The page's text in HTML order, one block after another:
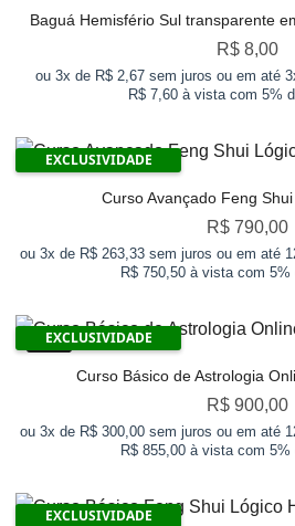
Baguá Hemisfério Sul transparente
R$8,00
ou 3x de R$ 2,67 sem juros ou em até
R$ 7,60 à vista com 5%
EXCLUSIVIDADE
Curso Avançado Feng
R$790,00
ou 3x de R$ 263,33 sem juros ou em até
R$ 750,50 à vista com
EXCLUSIVIDADE
New!
Curso Básico de Astrologia
R$900,00
ou 3x de R$ 300,00 sem juros ou em até
R$ 855,00 à vista com
EXCLUSIVIDADE